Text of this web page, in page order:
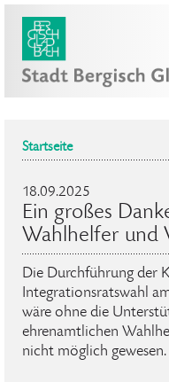
Startseite
18.09.2025
Ein großes
Wahlhelfer und
Die Durchführung der
Integrationsratswahl
wäre ohne die
ehrenamtlichen
nicht möglich gewesen.